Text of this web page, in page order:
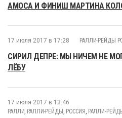
АМОСА И ФИНИШ МАРТИНА
17 июля 2017 в 17:28 РАЛЛИ-РЕЙДЫ
СИРИЛ ДЕПРЕ: МЫ НИЧЕМ НЕ
ЛЁБУ
17 июля 2017 в 13:46
РАЛЛИ, РАЛЛИ-РЕЙДЫ , РОССИЯ , РАЛЛИ-